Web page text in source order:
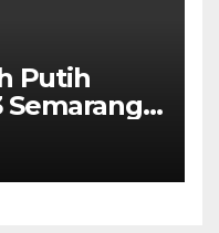
Putih
Semarang,
Desa
RI